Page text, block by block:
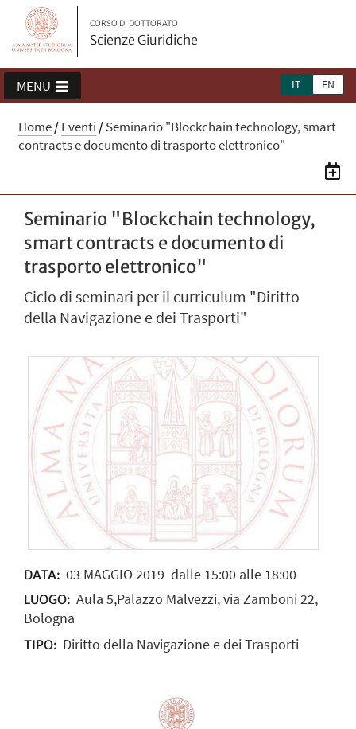
CORSO DI DOTTORATO
Scienze Giuridiche
IT EN
MENU
Home/Eventi /Seminario "Blockchain technology, smart
contracts e documento di trasporto elettronico"
Seminario "Blockchain technology,
smart contracts e documento di
trasporto elettronico"
Ciclo di seminari per il curriculum "Diritto
della Navigazione e dei Trasporti"
DATA: 03 MAGGIO 2019 dalle 15:00 alle 18:00
LUOGO: Aula 5,Palazzo Malvezzi, via Zamboni 22,
Bologna
TIPO: Diritto della Navigazione e dei Trasporti